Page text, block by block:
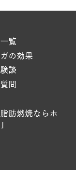
覧
の効果
談
問
肪燃焼ならホ